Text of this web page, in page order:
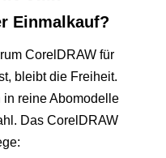
Einmalkauf?
CorelDRAW für
bleibt die Freiheit.
in reine Abomodelle
Das CorelDRAW